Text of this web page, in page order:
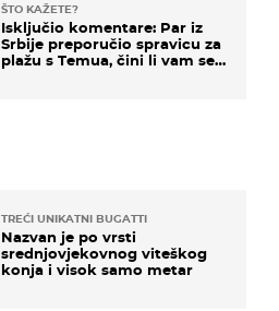
ŠTO KAŽETE?
Isključio komentare: Par iz
Srbije preporučio spravicu za
plažu s Temua, čini li vam se
TREĆI UNIKATNI BUGATTI
Nazvan je po vrsti
srednjovjekovnog viteškog
konja i visok samo metar